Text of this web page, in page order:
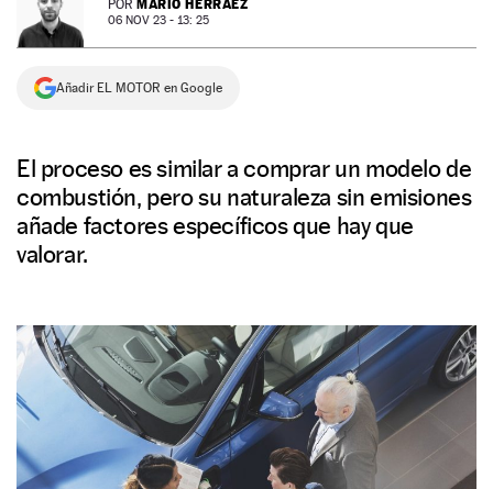
NEWSLETTER
SÍGUENOS
POR MARIO HERRÁEZ
06 NOV 23 - 13: 25
Añadir EL MOTOR en Google
El proceso es similar a comprar un modelo de
combustión, pero su naturaleza sin emisiones
añade factores específicos que hay que
valorar.